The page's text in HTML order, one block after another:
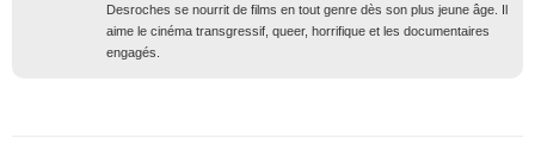
Desroches se nourrit de films en tout genre dès son plus jeune âge. Il
aime le cinéma transgressif, queer, horrifique et les documentaires
engagés.